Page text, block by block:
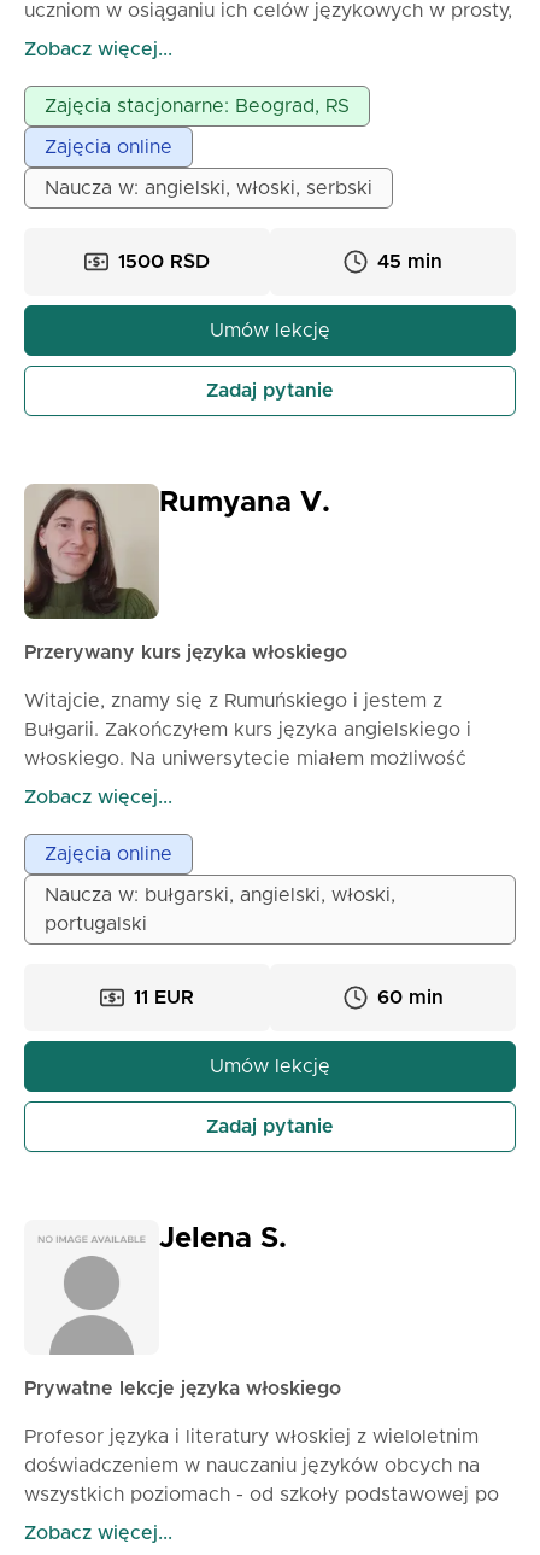
uczniom w osiąganiu ich celów językowych w prosty,
przyjemny i efektywny sposób.
pozbawiona stresu. Dlatego tworzę przyjazną i
wspierającą atmosferę, w której uczniowie czują się
komfortowo mówiąc i zadając pytania. Mój styl
nauczania jest cierpliwy, wspierający i zachęcający.
Uczestnicząc w moich lekcjach, uczniowie zwiększą
swoje zrozumienie gramatyki i słownictwa oraz
komunikacji w realnych sytuacjach.
Zobacz więcej...
Zajęcia stacjonarne: Beograd, RS
Zajęcia online
Naucza w: angielski, włoski, serbski
1500 RSD 45 min
Umów lekcję
Zadaj pytanie
Rumyana V.
Przerywany kurs języka włoskiego
Witajcie, znamy się z Rumuńskiego i jestem z
Bułgarii. Zakończyłem kurs języka angielskiego i
włoskiego. Na uniwersytecie miałem możliwość
zapisania się na fakultatywny kurs z języka
lat. W moim czasie wolnym czytam różne językowe
działy, takie jak gramatyka i leksyka, a także historię
i kulturę danego kraju, którego języka uczyłem. Mam
indywidualny podejście do każdego kursu, staram
chcesz się uczyć i pracować z pozytywnymi i
Zobacz więcej...
Zajęcia online
Naucza w: bułgarski, angielski, włoski,
portugalski
11 EUR 60 min
Umów lekcję
Zadaj pytanie
Jelena S.
Prywatne lekcje języka włoskiego
Profesor języka i literatury włoskiej z wieloletnim
doświadczeniem w nauczaniu języków obcych na
wszystkich poziomach - od szkoły podstawowej po
liceum, a także w indywidualnym nauczaniu online.
Zobacz więcej...